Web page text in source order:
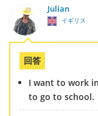
Julian
イギリス
回答
I want to work
to go to school.